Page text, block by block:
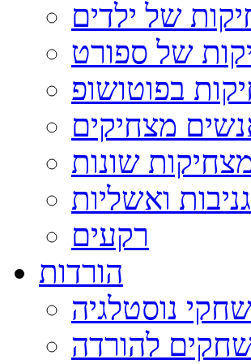
של ילדים
של ספורט
בפוטושופ
מצחיקים
שונות
ואשליות
רקעים
הורדות
נוסטלגיה
להורדה